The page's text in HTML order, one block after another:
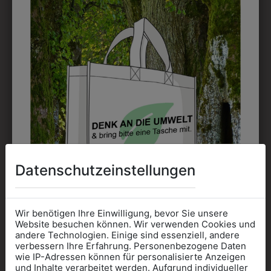
3413025SCHW
KLASSISCHER
DAMENGÜRTEL
€ 22,90
332301
DAMEN SNEAKER
LIBERTY
€ 49,90
Datenschutzeinstellungen
Wir benötigen Ihre Einwilligung, bevor Sie unsere
Website besuchen können. Wir verwenden Cookies und
andere Technologien. Einige sind essenziell, andere
verbessern Ihre Erfahrung. Personenbezogene Daten
wie IP-Adressen können für personalisierte Anzeigen
und Inhalte verarbeitet werden. Aufgrund individueller